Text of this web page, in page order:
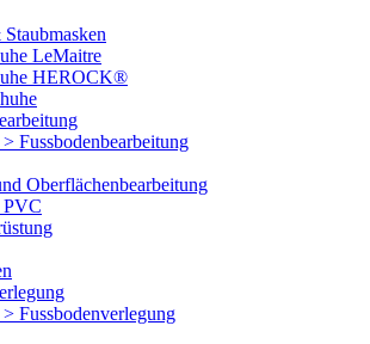
LeMaitre
HEROCK®
Fussbodenbearbeitung
Oberflächenbearbeitung
PVC
Fussbodenverlegung